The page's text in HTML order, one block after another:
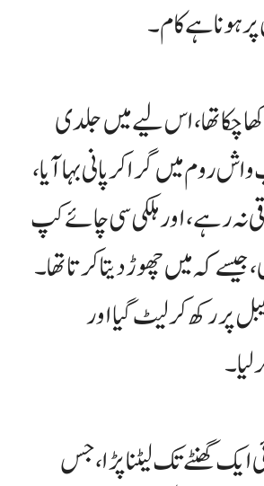
ہونا ہے کام۔
چکا تھا، اس لیے میں جلدی
روم میں گرا کر پانی بہا آیا،
نہ رہے، اور ہلکی سی چائے کپ
کہ میں چھوڑ دیتا کرتا تھا۔
پر رکھ کر لیٹ گیا اور
ایک گھنٹے تک لیٹنا پڑا، جس